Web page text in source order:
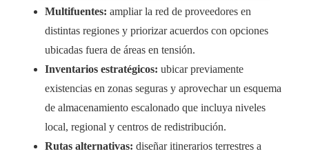
Multifuentes: ampliar la red de proveedores en
distintas regiones y priorizar acuerdos con opciones
ubicadas fuera de áreas en tensión.
Inventarios estratégicos: ubicar previamente
existencias en zonas seguras y aprovechar un esquema
de almacenamiento escalonado que incluya niveles
local, regional y centros de redistribución.
Rutas alternativas: diseñar itinerarios terrestres a